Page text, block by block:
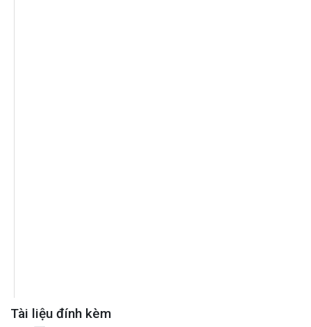
Tài liệu đính kèm